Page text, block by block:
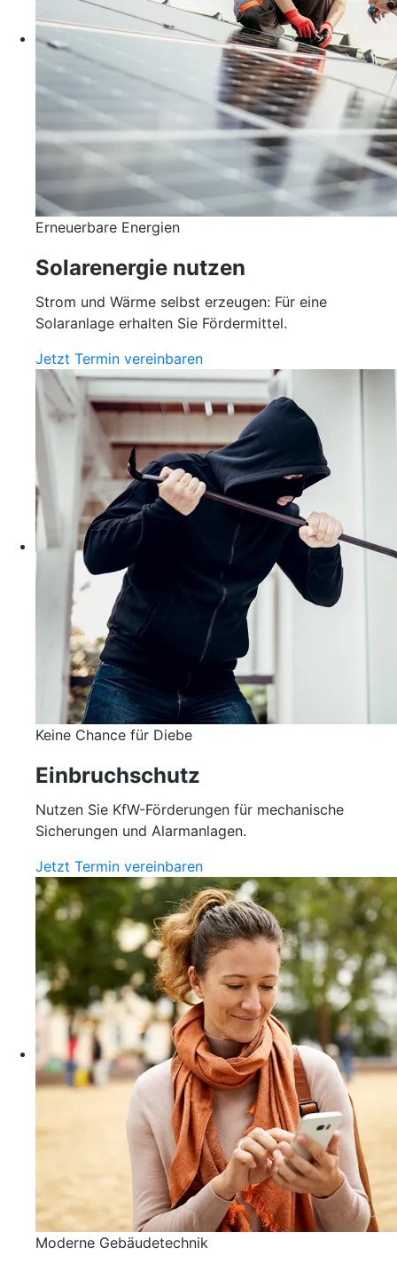
Erneuerbare Energien
Solarenergie nutzen
Strom und Wärme selbst erzeugen: Für eine
Solaranlage erhalten Sie Fördermittel.
Jetzt Termin vereinbaren
Keine Chance für Diebe
Einbruchschutz
Nutzen Sie KfW-Förderungen für mechanische
Sicherungen und Alarmanlagen.
Jetzt Termin vereinbaren
Moderne Gebäudetechnik